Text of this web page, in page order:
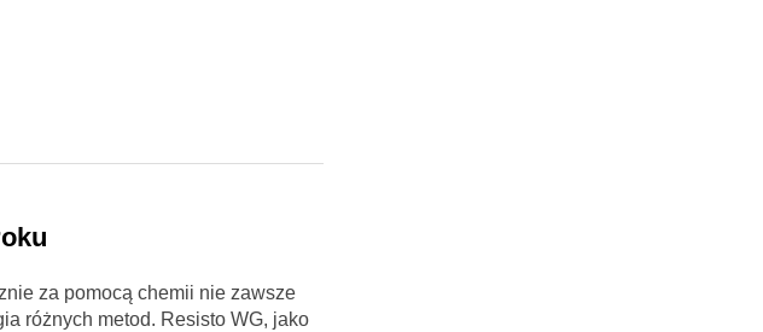
za pomocą chemii nie zawsze
różnych metod. Resisto WG, jako